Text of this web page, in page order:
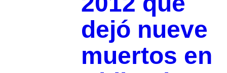
dejó nueve
muertos en